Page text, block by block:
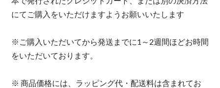
にてご購入をいただけますようお願いいたします
※ご購入いただいてから発送までに1～2週間ほどお時間
をいただいております。
※ 商品価格には、ラッピング代・配送料は含まれてお